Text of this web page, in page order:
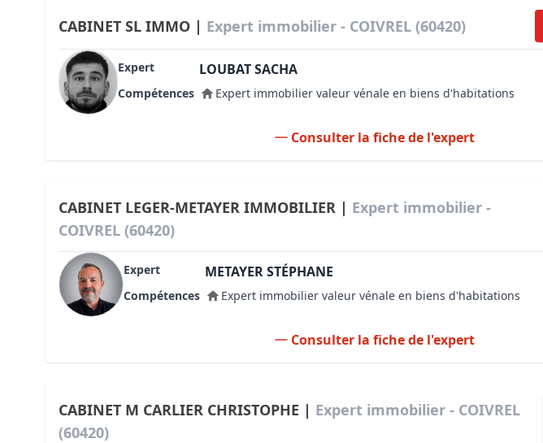
CABINET SL IMMO | Expert immobilier - COIVREL (60420)
Expert LOUBAT SACHA
Compétences Expert immobilier valeur vénale en biens d'habitations
Consulter la fiche de l'expert
CABINET LEGER-METAYER IMMOBILIER | Expert immobilier -
COIVREL (60420)
Expert METAYER STÉPHANE
Compétences Expert immobilier valeur vénale en biens d'habitations
Consulter la fiche de l'expert
CABINET M CARLIER CHRISTOPHE | Expert immobilier - COIVREL
(60420)